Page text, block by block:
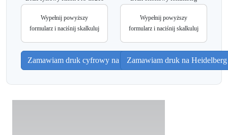
Wypełnij powyższy
formularz i naciśnij skalkuluj
Wypełnij powyższy
formularz i naciśnij skalkuluj